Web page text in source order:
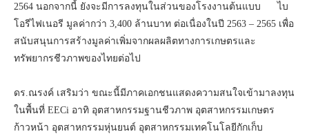
2564 นอกจากนี้ ยังจะมีการลงทุนในส่วนของโรงงานต้นแบบ ไบ
โอรีไฟเนอรี มูลค่ากว่า 3,400 ล้านบาท ต่อเนื่องในปี 2563 – 2565 เพื่อ
สนับสนุนการสร้างมูลค่าเพิ่มจากผลผลิตทางการเกษตรและ
ทรัพยากรชีวภาพของไทยต่อไป
ดร.ณรงค์ เสริมว่า ขณะนี้มีภาคเอกชนแสดงความสนใจเข้ามาลงทุน
ในพื้นที่ EECi อาทิ อุตสาหกรรมฐานชีวภาพ อุตสาหกรรมเกษตร
ก้าวหน้า อุตสาหกรรมหุ่นยนต์ อุตสาหกรรมเทคโนโลยีกักเก็บ